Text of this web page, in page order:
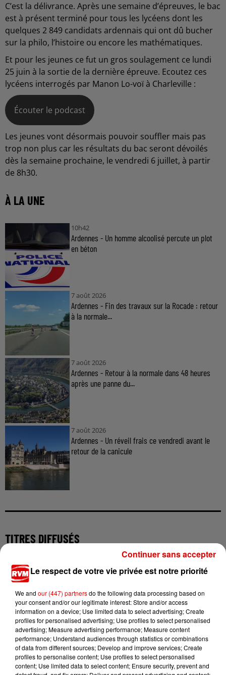
C’est la délivrance. Après une semaine d’épreuves, le bac
est à présent terminé pour tous les lycéens dont les
quelques 2 849 candidats ardennais qui ont dû bucher
sur la philo, l’histoire ou encore les mathématiques.
Et pour les jeunes ce fut un gros soulagement ce lundi
25 juin à la sortie de la dernière épreuve. Ecoutez ces
lycéens interrogés par Manon Lo-voï à Charleville :
Écouter le podcast
Les jeunes vont désormais pouvoir souffler mais pas
trop non plus car les résultats du bac seront dévoilés
dès la semaine prochaine, le vendredi 6 juillet, à partir
de 8h30.
À LA UNE
10h42
Ardennes - Un homme alcoolisé percute un plot
en béton
7 août 2026
Ardennes - Fin des travaux sur la Rocade : retour
à la normale...
7 août 2026
Ardennes - Retour à la normale dans 48 heures
après une panne du...
7 août 2026
Ardennes - Un réveil frais ce vendredi avant le
retour de la canicule
TITRES DIFFUSÉS
15h33
15h33
SUPERFUNK
Lucky Star
15h30
15h30
SHAKIRA, MICHAEL
GIACCHINO
Zoo
15h27
15h27
TIBZ, MIKE DEMERO,
ZAGATA
Take Me Away
Le respect de votre vie privée est notre priorité
We and our (447) partnersdo the following data processing based on
your consent and/or our legitimate interest: Store and/or access
information on a device; Use limited data to select advertising; Create
profiles for personalised advertising; Use profiles to select personalised
advertising; Measure advertising performance; Measure content
performance; Understand audiences through statistics or combinations
of data from different sources; Develop and improve services; Create
profiles to personalise content; Use profiles to select personalised
content; Use limited data to select content; Ensure security, prevent and
Continuer sans accepter